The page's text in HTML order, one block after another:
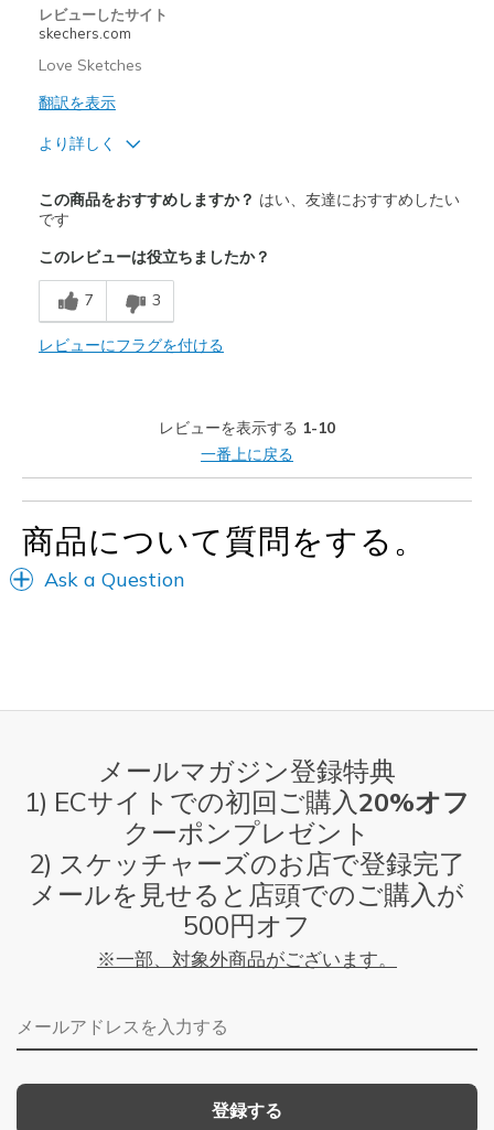
Sizing
View On Shoes
レビューしたサイト
skechers.com
Love Sketches
翻訳を表示
より詳しく
Comfortable
以下に最適
Casual Wear
Width
Feels true to width
この商品をおすすめしますか？ はい、友達におすすめしたい
です
このレビューは役立ちましたか？
7 3
レビューにフラグを付ける
レビューを表示する 1-10
一番上に戻る
商品について質問をする。
Ask a Question
メールマガジン登録特典
1) ECサイトでの初回ご購入 20%オフ
クーポンプレゼント
2) スケッチャーズのお店で登録完了
メールを見せると店頭でのご購入が
500円オフ
※一部、対象外商品がございます。
メールアドレス
登録する